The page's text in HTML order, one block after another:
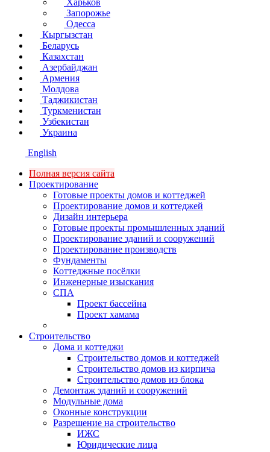
Харьков
Запорожье
Одесса
Кыргызстан
Беларусь
Казахстан
Азербайджан
Армения
Молдова
Таджикистан
Туркменистан
Узбекистан
Украина
English
Полная версия сайта
Проектирование
Готовые проекты домов и коттеджей
Проектирование домов и коттеджей
Дизайн интерьера
Готовые проекты промышленных зданий
Проектирование зданий и сооружений
Проектирование производств
Фундаменты
Коттеджные посёлки
Инженерные изыскания
СПА
Проект бассейна
Проект хамама
Строительство
Дома и коттеджи
Строительство домов и коттеджей
Строительство домов из кирпича
Строительство домов из блока
Демонтаж зданий и сооружений
Модульные дома
Оконные конструкции
Разрешение на строительство
ИЖС
Юридические лица